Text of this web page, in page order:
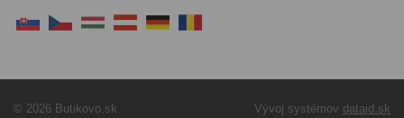
© 2026 Butikovo.sk Vývoj systémov dataid.sk